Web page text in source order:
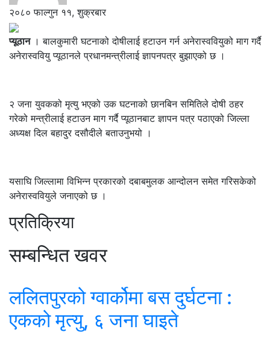
२०८० फाल्गुन ११, शुक्रबार
प्यूठान। बालकुमारी घटनाको दोषीलाई हटाउन गर्न अनेरास्ववियुको माग गर्दै
अनेरास्ववियु प्यूठानले प्रधानमन्त्रीलाई ज्ञापनपत्र बुझाएको छ ।
२ जना युवकको मृत्यु भएको उक घटनाको छानबिन समितिले दोषी ठहर
गरेको मन्त्रीलाई हटाउन माग गर्दै प्यूठानबाट ज्ञापन पत्र पठाएको जिल्ला
अध्यक्ष दिल बहादुर दसौदीले बताउनुभयो ।
यसाघि जिल्लामा विभिन्न प्रकारको दबाबमुलक आन्दोलन समेत गरिसकेको
अनेरास्ववियुले जनाएको छ ।
प्रतिक्रिया
सम्बन्धित खवर
ललितपुरको ग्वार्कोमा बस दुर्घटना :
एकको मृत्यु, ६ जना घाइते